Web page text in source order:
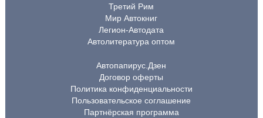
Третий Рим
Мир Автокниг
Легион-Автодата
Автолитература оптом
Автопапирус.Дзен
Договор оферты
Политика конфиденциальности
Пользовательское соглашение
Партнёрская программа